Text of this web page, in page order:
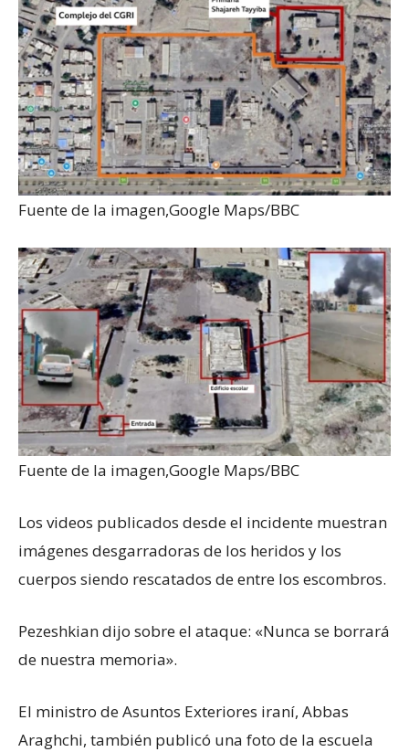
Fuente de la imagen,Google Maps/BBC
Fuente de la imagen,Google Maps/BBC
Los videos publicados desde el incidente muestran
imágenes desgarradoras de los heridos y los
cuerpos siendo rescatados de entre los escombros.
Pezeshkian dijo sobre el ataque: «Nunca se borrará
de nuestra memoria».
El ministro de Asuntos Exteriores iraní, Abbas
Araghchi, también publicó una foto de la escuela